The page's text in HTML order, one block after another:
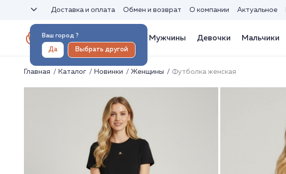
Ваш город ?
Да Выбрать другой
Доставка и оплата Обмен и возврат О компании Актуальное
Мужчины Девочки Мальчики
Главная Каталог Новинки Женщины Футболка женская